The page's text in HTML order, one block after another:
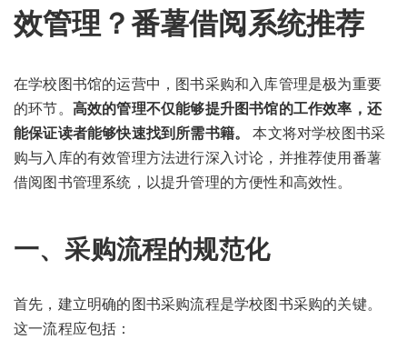
效管理？番薯借阅系统推荐
在学校图书馆的运营中，图书采购和入库管理是极为重要
的环节。 高效的管理不仅能够提升图书馆的工作效率，还
能保证读者能够快速找到所需书籍。
本文将对学校图书采
购与入库的有效管理方法进行深入讨论，并推荐使用番薯
借阅图书管理系统，以提升管理的方便性和高效性。
一、采购流程的规范化
首先，建立明确的图书采购流程是学校图书采购的关键。
这一流程应包括：